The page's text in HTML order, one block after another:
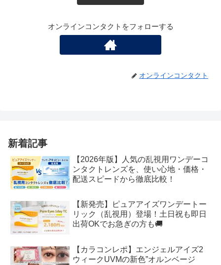
オンラインコンタクトをフォローする
オンラインコンタクト
新着記事
【2026年版】人気の乱視用ワンデーコ
ンタクトレンズを、使い心地・価格・
配送スピードから徹底比較！
【新発売】ピュアアイズワンデートー
リック（乱視用）登場！土日祝も即日
出荷OKでお急ぎの方も🚚
【カラコンレポ】エンジェルアイズ2
ウィークUVMの新色”オルンベージ